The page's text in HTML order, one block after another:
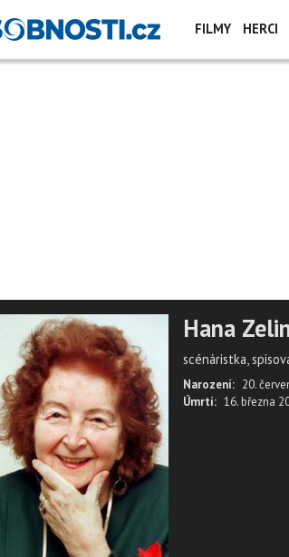
FILMY HERCI
Hana
scénáristka,
Narození: 20.
Úmrtí: 16. března